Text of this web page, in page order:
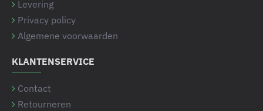
Levering
Privacy policy
Algemene voorwaarden
KLANTENSERVICE
Contact
Retourneren